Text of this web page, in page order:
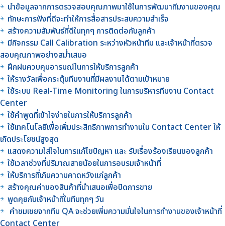
นำข้อมูลจากการตรวจสอบคุณภาพมาใช้ในการพัฒนาทีมงานของคุณ
ทักษะการฟังที่ดีจะทำให้การสื่อสารประสบความสำเร็จ
สร้างความสัมพันธ์ที่ดีในทุกๆ การติดต่อกับลูกค้า
มีกิจกรรม Call Calibration ระหว่างหัวหน้าทีม และเจ้าหน้าที่ตรวจ
สอบคุณภาพอย่างสม่ำเสมอ
ฝึกฝนควบคุมอารมณ์ในการให้บริการลูกค้า
ให้รางวัลเพื่อกระตุ้นทีมงานที่มีผลงานได้ตามเป้าหมาย
ใช้ระบบ Real-Time Monitoring ในการบริหารทีมงาน Contact
Center
ใช้คำพูดที่เข้าใจง่ายในการให้บริการลูกค้า
ใช้เทคโนโลยีเพื่อเพิ่มประสิทธิภาพการทำงานใน Contact Center ให้
เกิดประโยชน์สูงสุด
แสดงความใส่ใจในการแก้ไขปัญหา และ รับเรื่องร้องเรียนของลูกค้า
ใช้เวลาช่วงที่ปริมาณสายน้อยในการอบรมเจ้าหน้าที่
ให้บริการที่เกินความคาดหวังแก่ลูกค้า
สร้างคุณค่าของสินค้าที่นำเสนอเพื่อปิดการขาย
พูดคุยกับเจ้าหน้าที่ในทีมทุกๆ วัน
คำชมเชยจากทีม QA จะช่วยเพิ่มความมั่นใจในการทำงานของเจ้าหน้าที่
Contact Center